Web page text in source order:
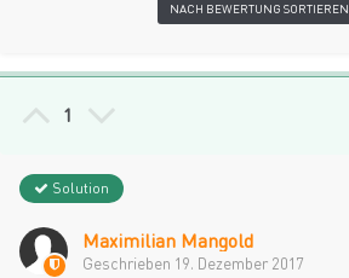
NACH BEWERTUNG SORTIEREN
1
Solution
Maximilian Mangold
Geschrieben 19. Dezember 2017